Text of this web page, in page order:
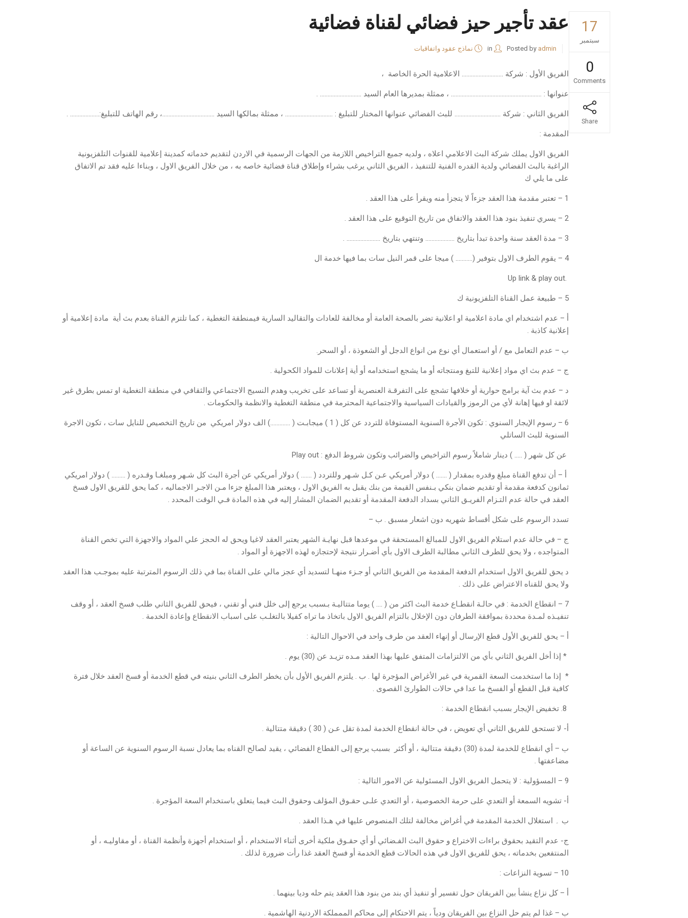
17
سبتمبر
0
Comments
Share
عقد تأجير حيز فضائي لقناة فضائية
Posted by admin
in نماذج عقود واتفاقيات
الفريق الأول : شركة ……………………… الاعلامية الحرة الخاصة ،
عنوانها : ………………………………………………….. ، ممثلة بمديرها العام السيد ……………………… .
الفريق الثاني : شركة ………………………… للبث الفضائي عنوانها المختار للتبليغ : …………………………. ، ممثلة بمالكها السيد …………………………….، رقم الهاتف للتبليغ:………………. .
المقدمة :
الفريق الاول يملك شركة البث الاعلامي اعلاه ، ولديه جميع التراخيص اللازمة من الجهات الرسمية في الاردن لتقديم خدماته كمدينة إعلامية للقنوات التلفزيونية
الراغبة بالبث الفضائي ولدية القدره الفنية للتنفيذ ، الفريق الثاني يرغب بشراء وإطلاق قناة فضائية خاصه به ، من خلال الفريق الاول ، وبناءا عليه فقد تم الاتفاق
على ما يلي ك
1 – تعتبر مقدمة هذا العقد جزءاً لا يتجزأ منه ويقرأ على هذا العقد .
2 – يسري تنفيذ بنود هذا العقد والاتفاق من تاريخ التوقيع على هذا العقد .
3 – مدة العقد سنة واحدة تبدأ بتاريخ ………………. وتنتهي بتاريخ …………………. .
4 – يقوم الطرف الاول بتوفير (……….. ) ميجا على قمر النيل سات بما فيها خدمة ال
.Up link & play out
5 – طبيعة عمل القناة التلفزيونية ك
أ – عدم اشتخدام اي مادة اعلامية او اعلانية تضر بالصحة العامة أو مخالفة للعادات والتقاليد السارية فيمنطقة التغطية ، كما تلتزم القناة بعدم بث أية مادة إعلامية أو
إعلانية كاذبة .
ب – عدم التعامل مع / أو استعمال أي نوع من انواع الدجل أو الشعوذة ، أو السحر.
ج – عدم بث اي مواد إعلانية للتبغ ومنتجاته أو ما يشجع استخدامه أو أية إعلانات للمواد الكحولية .
د – عدم بث آية برامج حوارية أو خلافها تشجع على التفرقـة العنصرية أو تساعد على تخريب وهدم النسيج الاجتماعي والثقافي في منطقة التغطية او تمس بطرق غير
لائقة او فيها إهانة لأي من الرموز والقيادات السياسية والاجتماعية المحترمة في منطقة التغطية والانظمة والحكومات .
6 – رسوم الإيجار السنوي : تكون الأجرة السنوية المستوفاة للتردد عن كل ( 1 ) ميجابـت ( ………….) الف دولار امريكي من تاريخ التخصيص للنايل سات ، تكون الاجرة
السنوية للبث الساتلي
عن كل شهر ( ….. ) دينار شاملاً رسوم التراخيص والضرائب وتكون شروط الدفع : Play out
أ – أن تدفع القناة مبلغ وقدره بمقدار ( ……. ) دولار أمريكي عـن كـل شـهر وللتردد ( ……. ) دولار أمريكي عن أجرة البث كل شـهر ومبلغـا وقـدره ( ……… ) دولار امريكي
ثمانون كدفعة مقدمة أو تقديم ضمان بنكي بـنفس القيمة من بنك يقبل به الفريق الاول ، ويعتبر هذا المبلغ جزءا مـن الاجـر الاجماليه ، كما يحق للقريق الاول فسخ
العقد في حالة عدم التـزام الفريـق الثاني بسداد الدفعة المقدمة أو تقديم الضمان المشار إليه في هذه المادة فـي الوقت المحدد .
تسدد الرسوم على شكل أقساط شهریه دون اشعار مسبق . ب –
ج – في حالة عدم استلام الفريق الاول للمبالغ المستحقة في موعدها قبل نهايـة الشهر يعتبر العقد لاغيا ويحق له الحجز علي المواد والاجهزة التي تخص القناة
المتواجده ، ولا يحق للطرف الثاني مطالبة الطرف الاول بأي أضـرار نتيجة لإحتجازه لهذه الاجهزة أو المواد .
د يحق للفريق الاول استخدام الدفعة المقدمة من الفريق الثاني أو جـزء منهـا لتسديد أي عجز مالي على القناة بما في ذلك الرسوم المترتبة عليه بموجـب هذا العقد
ولا يحق للقناه الاعتراض على ذلك .
7 – انقطاع الخدمة : في حالـة انقطـاع خدمة البث اكثر من ( …. ) يوما متتاليـة بـسبب يرجع إلى خلل فني أو تقني ، فيحق للفريق الثاني طلب فسخ العقد ، أو وقف
تنفيـذه لمـدة محددة بموافقة الطرفان دون الإخلال بالتزام الفريق الاول باتخاذ ما تراه كفيلا بالتغلـب على اسباب الانقطاع وإعادة الخدمة .
أ – يحق للفريق الأول قطع الإرسال أو إنهاء العقد من طرف واحد في الاحوال التالية :
* إذا أخل الفريق الثاني بأي من الالتزامات المتفق عليها بهذا العقد مـده تزيـد عن (30) يوم .
* إذا ما استخدمت السعة القمرية في غير الأغراض المؤجرة لها . ب . يلتزم الفريق الأول بأن يخطر الطرف الثاني بنيته في قطع الخدمة أو فسخ العقد خلال فترة
كافية قبل القطع أو الفسخ ما عدا في حالات الطوارئ القصوى .
أ- لا تستحق للفريق الثاني أي تعويض ، في حالة انقطاع الخدمة لمدة تقل عـن ( 30 ) دقيقة متتالية .
ب – أي انقطاع للخدمة لمدة (30) دقيقة متتالية ، أو أكثر بسبب يرجع إلى القطاع الفضائي ، يقيد لصالح القناه بما يعادل نسبة الرسوم السنوية عن الساعة أو
مضاعفتها .
9 – المسؤولية : لا يتحمل الفريق الاول المسئولية عن الامور التالية :
أ- تشويه السمعة أو التعدي على حرمة الخصوصية ، أو التعدي علـى حقـوق المؤلف وحقوق البث فيما يتعلق باستخدام السعة المؤجرة .
ب ۔ استغلال الخدمة المقدمة في أغراض مخالفة لتلك المنصوص عليها في هـذا العقد .
ج- عدم التقيد بحقوق براءات الاختراع و حقوق البث الفـضائي أو أي حقـوق ملكية أخرى أثناء الاستخدام ، أو استخدام أجهزة وأنظمة القناة ، أو مقاوليـه ، أو
المنتفعين بخدماته ، يحق للفريق الاول في هذه الحالات قطع الخدمة أو فسخ العقد غذا رأت ضرورة لذلك .
10 – تسوية النزاعات :
أ – كل نزاع ينشأ بين الفريقان حول تفسير أو تنفيذ أي بند من بنود هذا العقد يتم حله وديا بينهما .
ب – غذا لم يتم حل النزاع بين الفريقان ودياً ، يتم الاحتكام إلى محاكم الممملكة الاردنية الهاشمية .
تواصل معنا